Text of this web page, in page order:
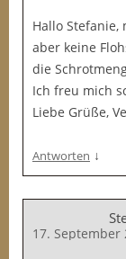
Hallo Stefanie,
aber keine
die
Ich freu mich
Liebe Grüße,
Antworten ↓
17. September